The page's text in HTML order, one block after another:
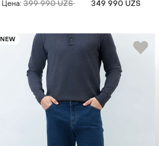
Цена: 399 990 UZS 349 990 UZS
NEW